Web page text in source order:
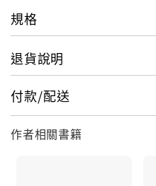
規格
退貨說明
付款/配送
作者相關書籍